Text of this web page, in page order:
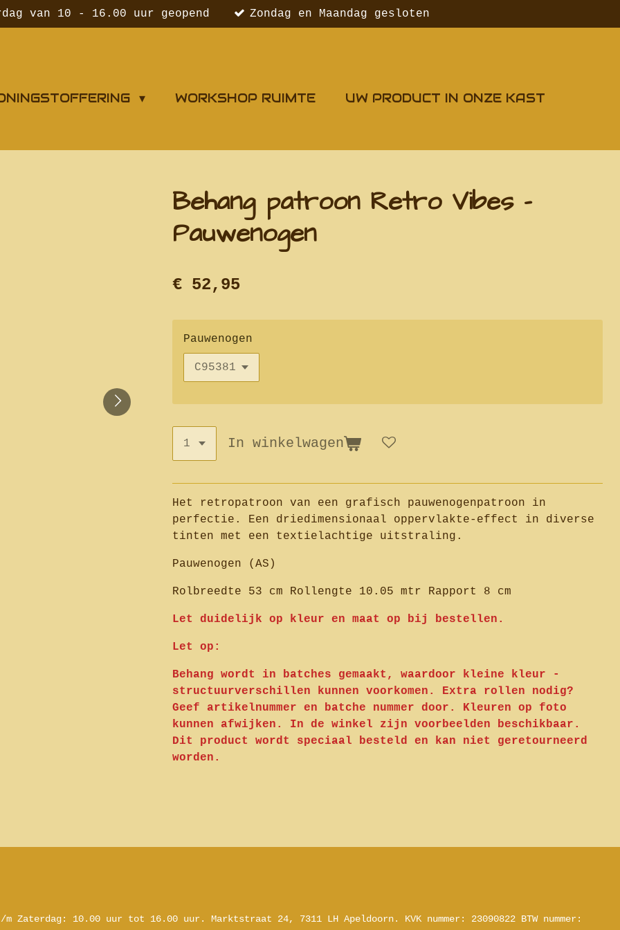
van 10 - 16.00 uur geopend Zondag en Maandag gesloten
WORKSHOP RUIMTE
UW PRODUCT IN ONZE KAST
Behang patroon Retro Vibes -
Pauwenogen
€ 52,95
Pauwenogen
In winkelwagen
Het retropatroon van een grafisch pauwenogenpatroon in
perfectie. Een driedimensionaal oppervlakte-effect in diverse
tinten met een textielachtige uitstraling.
Pauwenogen (AS)
Rolbreedte 53 cm Rollengte 10.05 mtr Rapport 8 cm
Let duidelijk op kleur en maat op bij bestellen.
Let op:
Behang wordt in batches gemaakt, waardoor kleine kleur -
structuurverschillen kunnen voorkomen. Extra rollen nodig?
Geef artikelnummer en batche nummer door. Kleuren op foto
kunnen afwijken. In de winkel zijn voorbeelden beschikbaar.
Dit product wordt speciaal besteld en kan niet geretourneerd
worden.
m Zaterdag: 10.00 uur tot 16.00 uur. Marktstraat 24, 7311 LH Apeldoorn. KVK nummer: 23090822 BTW nummer: